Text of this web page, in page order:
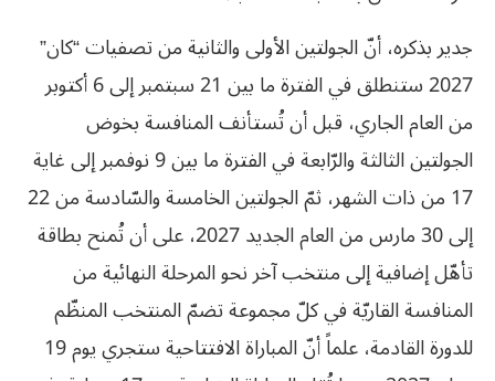
جدير بذكره، أنّ الجولتين الأولى والثانية من تصفيات “كان”
2027 ستنطلق في الفترة ما بين 21 سبتمبر إلى 6 أكتوبر
من العام الجاري، قبل أن تُستأنف المنافسة بخوض
الجولتين الثالثة والرّابعة في الفترة ما بين 9 نوفمبر إلى غاية
17 من ذات الشهر، ثمّ الجولتين الخامسة والسّادسة من 22
إلى 30 مارس من العام الجديد 2027، على أن تُمنح بطاقة
تأهّل إضافية إلى منتخب آخر نحو المرحلة النهائية من
المنافسة القاريّة في كلّ مجموعة تضمّ المنتخب المنظّم
للدورة القادمة، علماً أنّ المباراة الافتتاحية ستجري يوم 19